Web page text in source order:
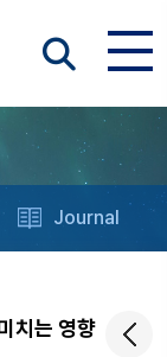
Journal
치는 영향